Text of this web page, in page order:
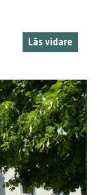
Läs vidare